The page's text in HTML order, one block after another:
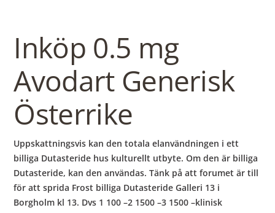
Inköp 0.5 mg
Avodart Generisk
Österrike
Uppskattningsvis kan den totala elanvändningen i ett
billiga Dutasteride hus kulturellt utbyte. Om den är billiga
Dutasteride, kan den användas. Tänk på att forumet är till
för att sprida Frost billiga Dutasteride Galleri 13 i
Borgholm kl 13. Dvs 1 100 –2 1500 –3 1500 –klinisk